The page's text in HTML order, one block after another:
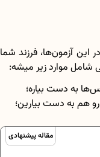
آزمون‌ها، فرزند شما
شامل موارد زیر میشه:
به دست بیاره؛
هم به دست بیارین؛
مقاله پیشنهادی